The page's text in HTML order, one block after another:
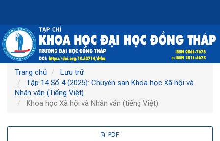
chính
Nội
dung
chính
Thanh
bên
Trang chủ
Lưu trữ
Tập 14 Số 4 (2025): Chuyên san Khoa học Xã hội và
Nhân văn (Tiếng Việt)
Khoa học Xã hội và Nhân văn (tiếng Việt)
PDF